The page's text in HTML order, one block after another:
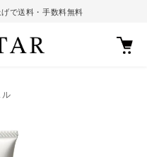
で送料・手数料無料